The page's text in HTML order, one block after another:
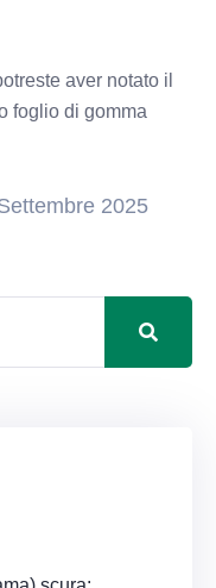
aver notato il
foglio di gomma
2025